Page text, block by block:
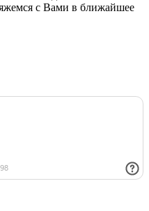
с Вами в ближайшее